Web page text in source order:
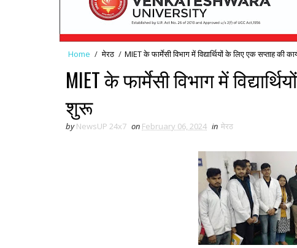
Home / मेरठ / MIET के फार्मेसी विभाग में विद्यार्थियों के लिए एक सप्ताह की
MIET के फार्मेसी विभाग में
शुरू
by NewsUP 24x7 on February 06, 2024 in मेरठ